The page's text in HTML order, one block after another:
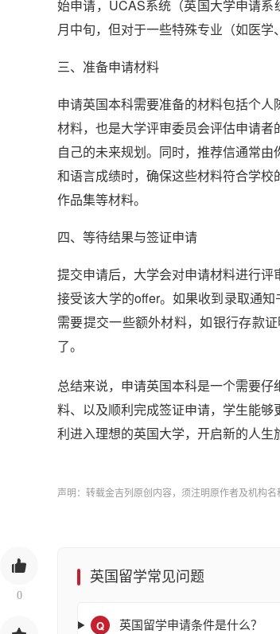
0
始申请，UCAS系统（英国大学申请
月中旬，但对于一些特殊专业（如医学
三、准备申请材料
申请英国本科需要准备的材料包括个
材料，也是大学评审委员会评估申请
自己的未来规划。同时，推荐信通常
和语言成绩时，确保这些材料符合学
作品集等材料。
四、等待结果与签证申请
提交申请后，大学会对申请材料进行
接受该大学的offer。如果收到录取通
需要提交一些额外材料，如银行存款
了。
总结来说，申请英国本科是一个需要
料、以及顺利完成签证申请，学生能
利进入理想的英国大学，开启新的人生
声明：转载金吉列原创内容，须注明原作者及机构名
英国留学常见问题
Q 英国留学申请条件是什么？